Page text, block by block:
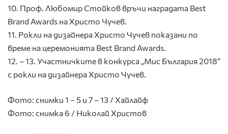
10. Проф. Любомир Стойков връчи наградата Best
Brand Awards на Христо Чучев.
11. Рокли на дизайнера Христо Чучев показани по
време на церемонията Best Brand Awards.
12. – 13. Участничките в конкурса „Мис България 2018“
с рокли на дизайнера Христо Чучев.
Фото: снимки 1 – 5 и 7 – 13 / Хайлайф
Фото: снимка 6 / Николай Христов